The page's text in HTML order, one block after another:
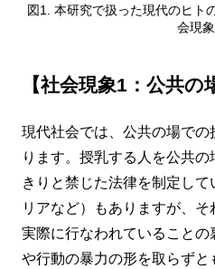
図1. 本研究で扱った現代のヒト
会現象
【社会現象1：公共の
現代社会では、公共の場で
ります。授乳する人を公共
きりと禁じた法律を制定し
リアなど）もありますが、
実際に行なわれていること
や行動の暴力の形を取らずと